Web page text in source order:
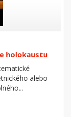
holokaustu
alebo